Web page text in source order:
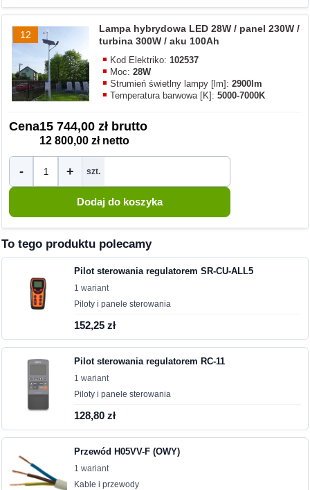
12
Lampa hybrydowa LED 28W / panel 230W /
turbina 300W / aku 100Ah
Kod Elektriko:102537
Moc:28W
Strumień świetlny lampy [lm]:2900lm
Temperatura barwowa [K]:5000-7000K
Cena15 744,00 zł brutto
12 800,00 zł netto
- + szt.
To tego produktu polecamy
Pilot sterowania regulatorem SR-CU-ALL5
1 wariant
Piloty i panele sterowania
152,25 zł
Pilot sterowania regulatorem RC-11
1 wariant
Piloty i panele sterowania
128,80 zł
Przewód H05VV-F (OWY)
1 wariant
Kable i przewody